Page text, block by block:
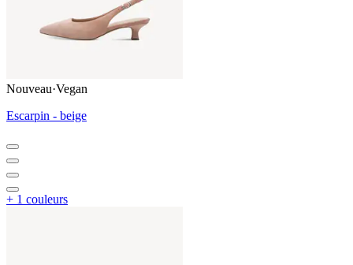
Nouveau·Vegan
Escarpin - beige
+ 1 couleurs